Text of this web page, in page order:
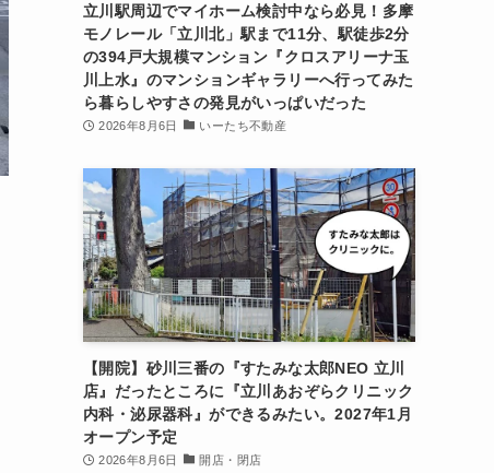
立川駅周辺でマイホーム検討中なら必見！多摩
モノレール「立川北」駅まで11分、駅徒歩2分
の394戸大規模マンション『クロスアリーナ玉
川上水』のマンションギャラリーへ行ってみた
ら暮らしやすさの発見がいっぱいだった
2026年8月6日 いーたち不動産
【開院】砂川三番の『すたみな太郎NEO 立川
店』だったところに『立川あおぞらクリニック
内科・泌尿器科』ができるみたい。2027年1月
オープン予定
2026年8月6日 開店・閉店